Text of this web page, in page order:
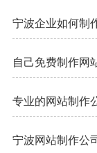
宁波企业如何制
自己免费制作网
专业的网站制作
宁波网站制作公